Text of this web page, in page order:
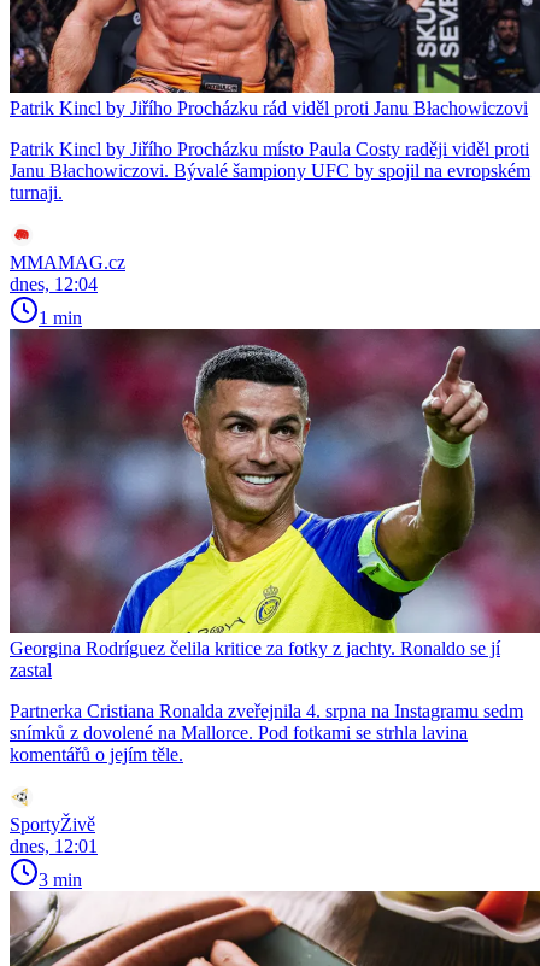
Patrik Kincl by Jiřího Procházku rád viděl proti Janu Błachowiczovi
Patrik Kincl by Jiřího Procházku místo Paula Costy raději viděl proti
Janu Błachowiczovi. Bývalé šampiony UFC by spojil na evropském
turnaji.
MMAMAG.cz
dnes, 12:04
1 min
Georgina Rodríguez čelila kritice za fotky z jachty. Ronaldo se jí
zastal
Partnerka Cristiana Ronalda zveřejnila 4. srpna na Instagramu sedm
snímků z dovolené na Mallorce. Pod fotkami se strhla lavina
komentářů o jejím těle.
SportyŽivě
dnes, 12:01
3 min